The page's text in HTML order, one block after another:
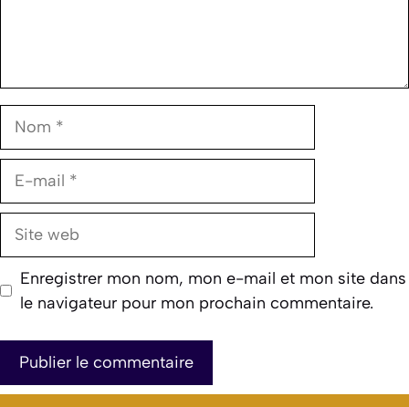
Nom
E-
Site
Enregistrer mon nom, mon e-mail et mon site dans
le navigateur pour mon prochain commentaire.